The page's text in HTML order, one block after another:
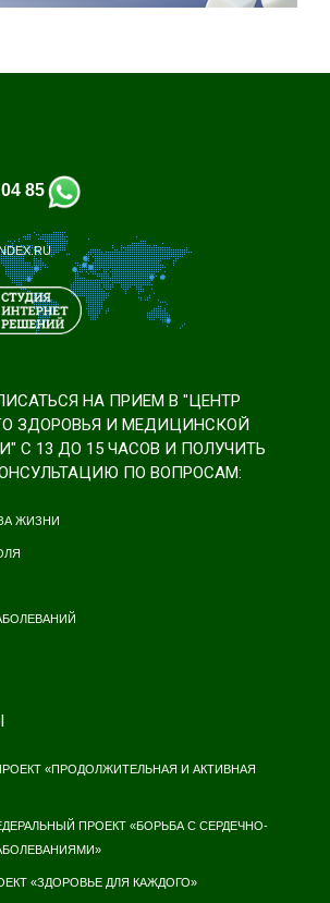
85
НА ПРИЕМ В "ЦЕНТР
ЗДОРОВЬЯ И МЕДИЦИНСКОЙ
С 13 ДО 15 ЧАСОВ И ПОЛУЧИТЬ
ПО ВОПРОСАМ:
ЖИЗНИ
«ПРОДОЛЖИТЕЛЬНАЯ И АКТИВНАЯ
ПРОЕКТ «БОРЬБА С СЕРДЕЧНО-
«ЗДОРОВЬЕ ДЛЯ КАЖДОГО»